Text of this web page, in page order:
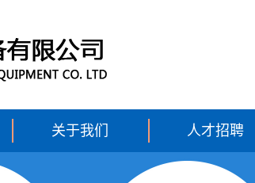
关于我们 人才招聘